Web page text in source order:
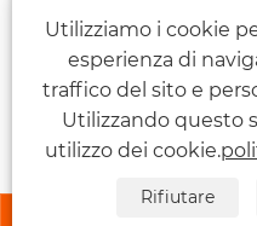
Utilizziamo i cookie
esperienza di
traffico del sito e
Utilizzando questo
utilizzo dei cookie.
Rifiutare